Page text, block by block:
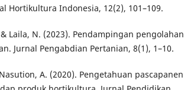
Hortikultura Indonesia, 12(2), 101–109.
Laila, N. (2023). Pendampingan pengolahan
Jurnal Pengabdian Pertanian, 8(1), 1–10.
A. (2020). Pengetahuan pascapanen